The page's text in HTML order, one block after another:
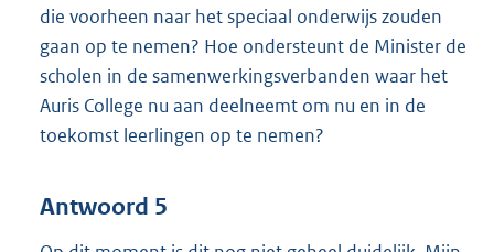
die voorheen naar het speciaal onderwijs zouden
gaan op te nemen? Hoe ondersteunt de Minister de
scholen in de samenwerkingsverbanden waar het
Auris College nu aan deelneemt om nu en in de
toekomst leerlingen op te nemen?
Antwoord 5